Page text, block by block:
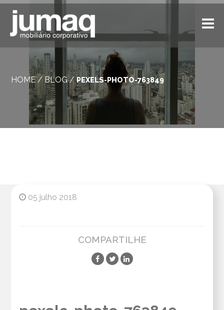
HOME/BLOG/PEXELS-PHOTO-763849
05 julho 2018
COMPARTILHE